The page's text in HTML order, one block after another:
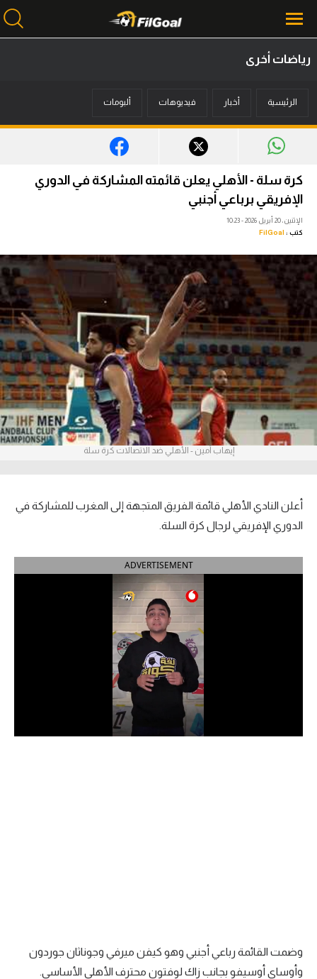
أخبار
ميركاتو
فانتازي في الجول
مسابقة التوقعات
فيديوهات
عدسات
آراء حرة
ركن الألعاب
بطولات
أمريكا 2026
الدوري الإنجليزي الممتاز
الدوري الإسباني
الدوري السعودي للمحترفين
سعودي في الجول
رياضات أخرى
الرئيسية أخبار فيديوهات ألبومات
كرة سلة - الأهلي يعلن قائمته المشاركة في الدوري
الإفريقي برباعي أجنبي
الإثنين، 20 أبريل 2026 - 10:23
كتب : FilGoal
إيهاب أمين - الأهلي ضد الاتصالات كرة سلة
أعلن النادي الأهلي قائمة الفريق المتجهة إلى المغرب للمشاركة في
الدوري الإفريقي لرجال كرة السلة.
ADVERTISEMENT
وضمت القائمة رباعي أجنبي وهو كيفن ميرفي وجوناثان جوردون
وأوساي أوسيفو بجانب زاك لوفتون محترف الأهلي الأساسي.